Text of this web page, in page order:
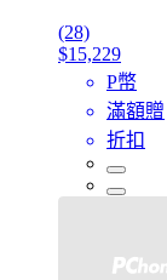
(28)
$15,229
P幣
滿額贈
折扣